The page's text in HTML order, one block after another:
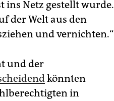
ins Netz gestellt wurde.
der Welt aus den
und vernichten.“
und der
könnten
in